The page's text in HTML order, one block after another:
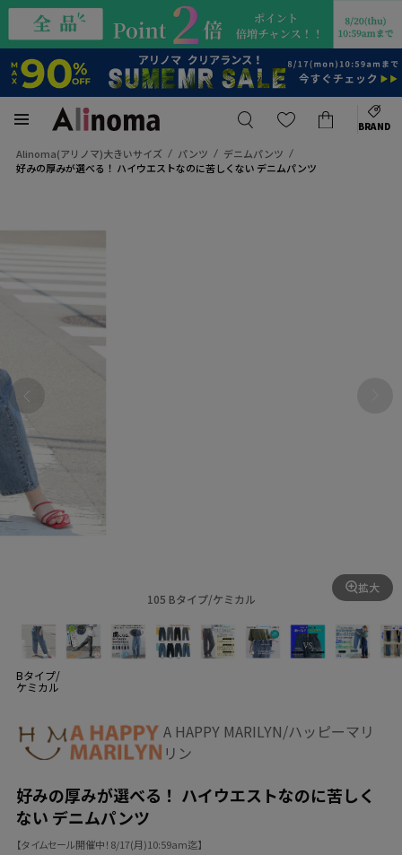
BRAND
Alinoma(アリノマ)大きいサイズ パンツ
デニムパンツ
好みの厚みが選べる！ ハイウエストなのに苦しくない デニムパンツ
105 Bタイプ/ケミカル
拡大
Bタイプ/
ケミカル
A HAPPY MARILYN/ハッピーマリ
リン
好みの厚みが選べる！ ハイウエストなのに苦しく
ない デニムパンツ
【タイムセール開催中！8/17(月)10:59am迄】